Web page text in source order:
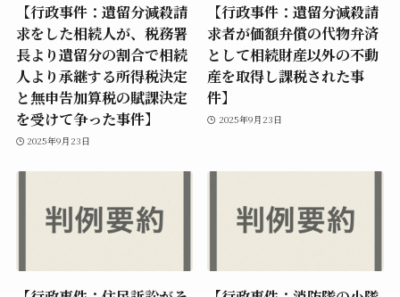
【行政事件：遺留分減殺請
求をした相続人が、税務署
長より遺留分の割合で相続
人より承継する所得税決定
と無申告加算税の賦課決定
を受けて争った事件】
2025年9月23日
【行政事件：遺留分減殺請
求者が価額弁償の代物弁済
として相続財産以外の不動
産を取得し課税された事
件】
2025年9月23日